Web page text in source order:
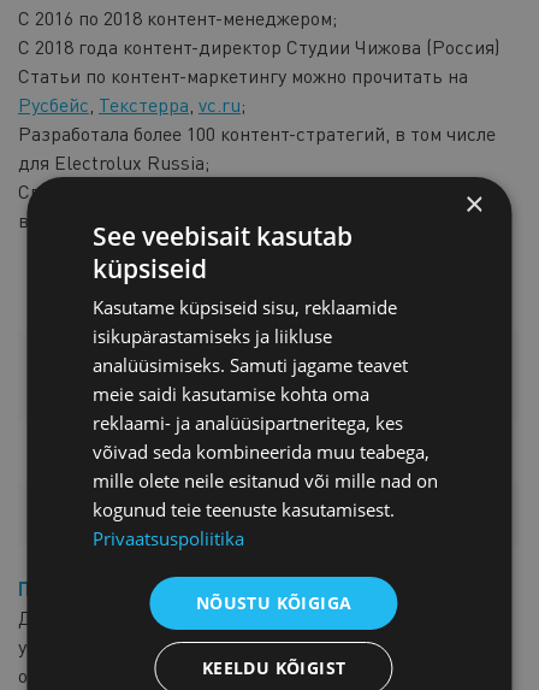
С 2016 по 2018 контент-менеджером;
С 2018 года контент-директор Студии Чижова (Россия)
Статьи по контент-маркетингу можно прочитать на
Русбейс Текстерра vc.ru;
Разработала более 100 контент-стратегий, в том числе
для Electrolux Russia;
Специализируется на контенте, сторителлинге,
вовлечении, продажах.
ДОПОЛНИТЕЛЬНАЯ ИНФОРМАЦИЯ
PRICELIST
Плата за участие при регистрации до 12 мая 2020:
Для членов Торговой Палаты –30 евро,
для остальных
участников –
50 евро, к стоимости добавляется налог с
оборота.
×
See veebisait kasutab
küpsiseid
Kasutame küpsiseid sisu, reklaamide
isikupärastamiseks ja liikluse
analüüsimiseks. Samuti jagame teavet
meie saidi kasutamise kohta oma
reklaami- ja analüüsipartneritega, kes
võivad seda kombineerida muu teabega,
mille olete neile esitanud või mille nad on
kogunud teie teenuste kasutamisest.
Privaatsuspoliitika
NÕUSTU KÕIGIGA
KEELDU KÕIGIST